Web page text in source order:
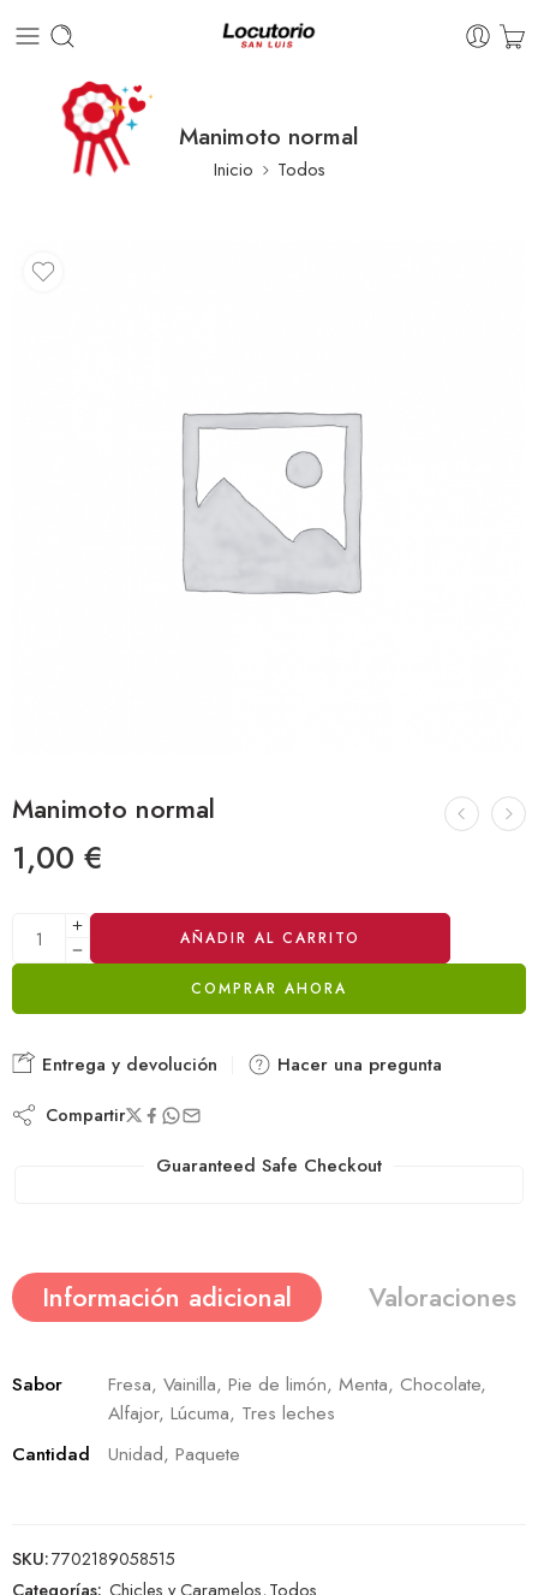
Manimoto normal
Inicio Todos
Manimoto normal
1,00 €
AÑADIR AL CARRITO
COMPRAR AHORA
Alternative:
Entrega y devolución Hacer una pregunta
Compartir
Guaranteed Safe Checkout
Información adicional Valoraciones
Sabor
Fresa, Vainilla, Pie de limón, Menta, Chocolate,
Alfajor, Lúcuma, Tres leches
Cantidad
Unidad, Paquete
SKU:7702189058515
Categorías: Chicles y Caramelos,Todos